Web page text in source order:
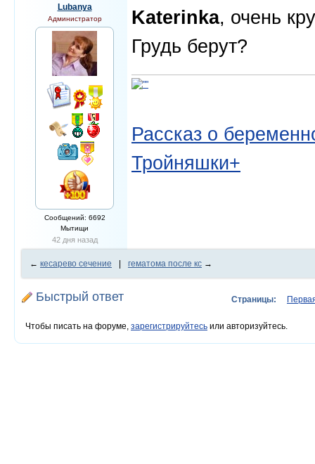
Lubanya
Администратор
Сообщений: 6692
Мытищи
42 дня назад
Katerinka, очень
Грудь берут?
Рассказ о
Тройняшки+
← кесарево сечение гематома после кс →
Страницы:
Быстрый ответ
Чтобы писать на форуме, зарегистрируйтесь или авторизуйтесь.